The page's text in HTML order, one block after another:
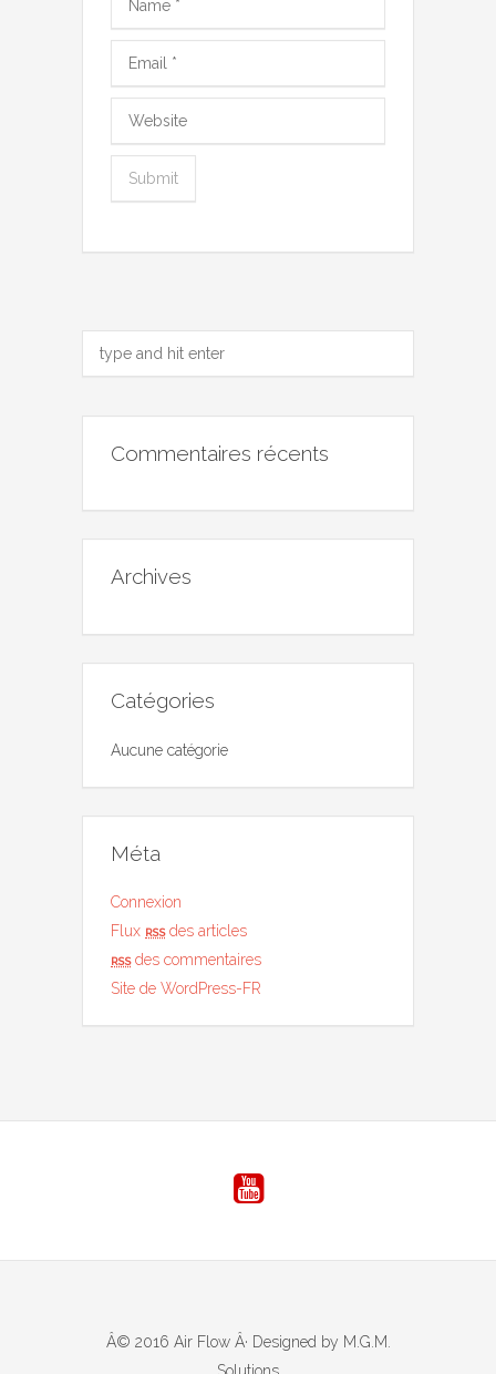
Commentaires récents
Archives
Catégories
Aucune catégorie
Méta
Connexion
Flux rssdes articles
rssdes commentaires
Site de WordPress-FR
Â© 2016 Air Flow Â· Designed by M.G.M.